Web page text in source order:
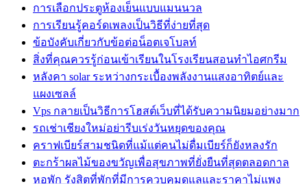
การเลือกประตูห้องเย็นแบบแมนนวล
การเรียนรู้คอร์ดเพลงเป็นวิธีที่ง่ายที่สุด
ข้อบังคับเกี่ยวกับข้อต่อน็อตเจโบลท์
สิ่งที่คุณควรรู้ก่อนเข้าเรียนในโรงเรียนสอนทำไอศกรีม
หลังคา solar ระหว่างกระเบื้องพลังงานแสงอาทิตย์และ
แผงเซลล์
Vps กลายเป็นวิธีการโฮสต์เว็บที่ได้รับความนิยมอย่างมาก
รถเช่าเชียงใหม่อย่ารีบเร่งวันหยุดของคุณ
คราฟเบียร์สามชนิดที่แม้แต่คนไม่ดื่มเบียร์ก็ยังหลงรัก
ตะกร้าผลไม้ของขวัญเพื่อสุขภาพที่ยั่งยืนที่สุดตลอดกาล
หอพัก รังสิตที่พักที่มีการควบคุมดูแลและราคาไม่แพง